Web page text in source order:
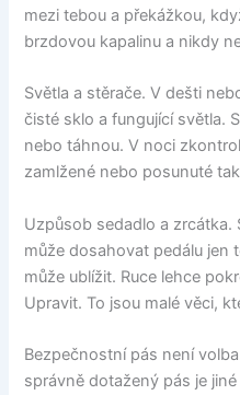
mezi tebou a překážkou,
brzdovou kapalinu a nikdy
Světla a stěrače. V dešti
čisté sklo a fungující světla.
nebo táhnou. V noci
zamlžené nebo posunuté
Uzpůsob sedadlo a zrcátka.
může dosahovat pedálu jen
může ublížit. Ruce lehce
Upravit. To jsou malé věci,
Bezpečnostní pás není
správně dotažený pás je